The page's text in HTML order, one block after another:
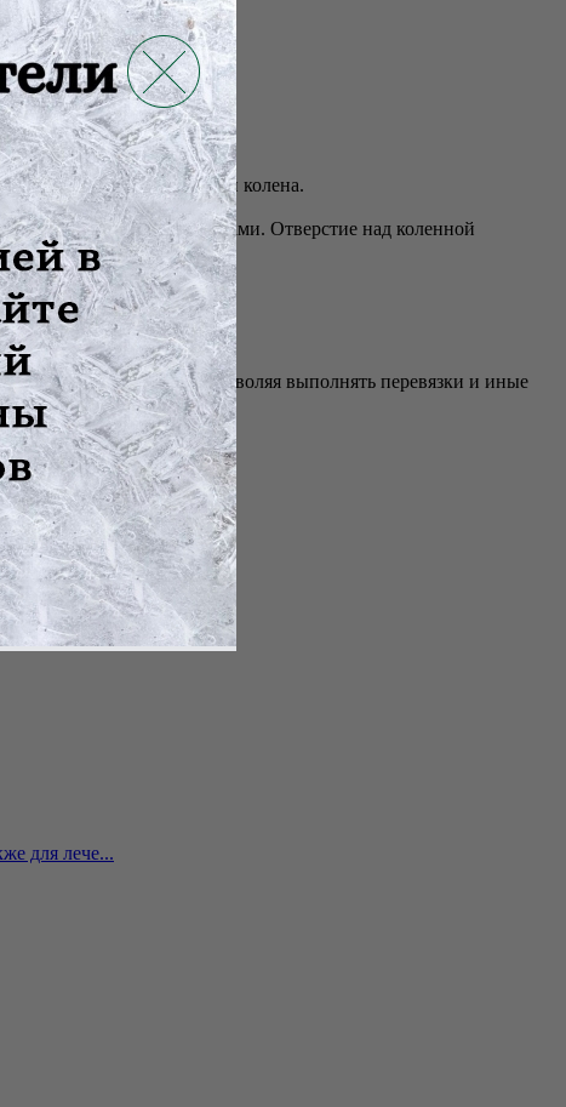
для лечения заболеваний колена.
шарнирами. Отверстие над коленной
доступ к колену, позволяя выполнять перевязки и иные
для лече...